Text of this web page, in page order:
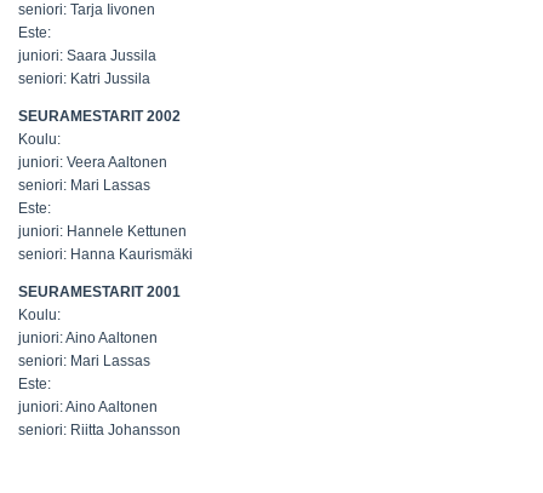
seniori: Tarja Iivonen
Este:
juniori: Saara Jussila
seniori: Katri Jussila
SEURAMESTARIT 2002
Koulu:
juniori: Veera Aaltonen
seniori: Mari Lassas
Este:
juniori: Hannele Kettunen
seniori: Hanna Kaurismäki
SEURAMESTARIT 2001
Koulu:
juniori: Aino Aaltonen
seniori: Mari Lassas
Este:
juniori: Aino Aaltonen
seniori: Riitta Johansson